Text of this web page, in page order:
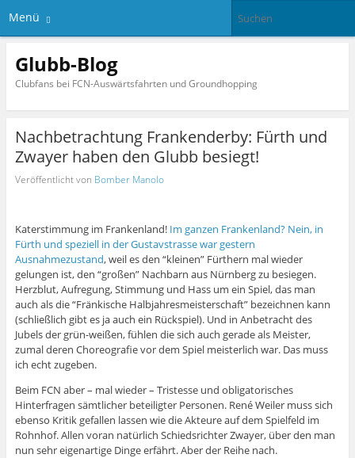
Menü
Glubb-Blog
Clubfans bei FCN-Auswärtsfahrten und Groundhopping
Nachbetrachtung Frankenderby: Fürth und
Zwayer haben den Glubb besiegt!
Veröffentlicht von Bomber Manolo
Katerstimmung im Frankenland!Im ganzen Frankenland? Nein, in
Fürth und speziell in der Gustavstrasse war gestern
Ausnahmezustand, weil es den “kleinen” Fürthern mal wieder
gelungen ist, den “großen” Nachbarn aus Nürnberg zu besiegen.
Herzblut, Aufregung, Stimmung und Hass um ein Spiel, das man
auch als die “Fränkische Halbjahresmeisterschaft” bezeichnen kann
(schließlich gibt es ja auch ein Rückspiel). Und in Anbetracht des
Jubels der grün-weißen, fühlen die sich auch gerade als Meister,
zumal deren Choreografie vor dem Spiel meisterlich war. Das muss
ich echt zugeben.
Beim FCN aber – mal wieder – Tristesse und obligatorisches
Hinterfragen sämtlicher beteiligter Personen. René Weiler muss sich
ebenso Kritik gefallen lassen wie die Akteure auf dem Spielfeld im
Rohnhof. Allen voran natürlich Schiedsrichter Zwayer, über den man
nun sehr eigenartige Dinge erfährt. Aber der Reihe nach.